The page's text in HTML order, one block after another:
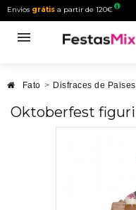
Envios grátis a partir de 120€
Fato > Disfraces de
Oktoberfest